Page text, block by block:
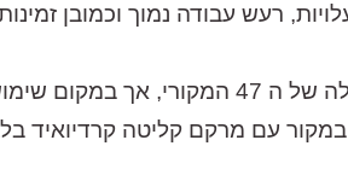
רעש עבודה נמוך וכמובן
חברת נוימאן החליטה לפתח מיקרופון טרנזיסטורי